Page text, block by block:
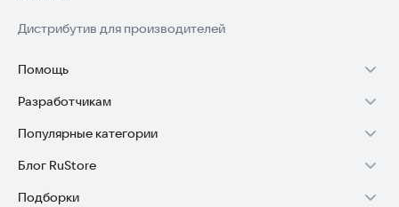
Дистрибутив для производителей
Помощь
Установка RuStore на TV
Установка RuStore на телефон
Установка RuStore в машину
Разработчикам
Зарабатывать с RuStore
Стать разработчиком
Популярные категории
Игры для Android
Приложения банков
Блог RuStore
Обзоры игр для Android 2025
Подборки